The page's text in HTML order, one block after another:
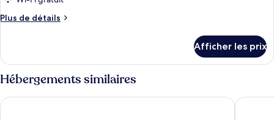
type
de
DELUXE
DOUBLE
OCEAN
VIEW
Plus de détails
Plus
DELUXE
DOUBLE
OCEAN
Afficher les prix
Hébergements similaires
ibis Styles Ambassador Incheon Airport T2 Hotel